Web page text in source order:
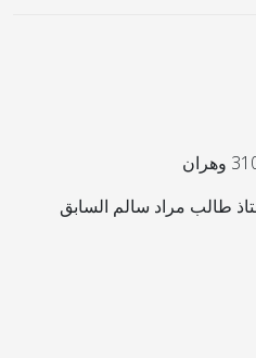
طالب مراد سالم السابق